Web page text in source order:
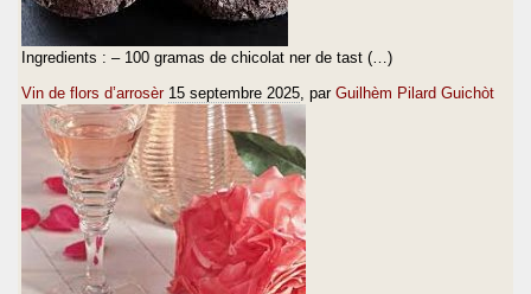
Ingredients : – 100 gramas de chicolat ner de tast (…)
Vin de flors d’arrosèr 15 septembre 2025 , par Guilhèm Pilard Guichòt